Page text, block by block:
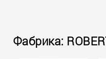
Фабрика: